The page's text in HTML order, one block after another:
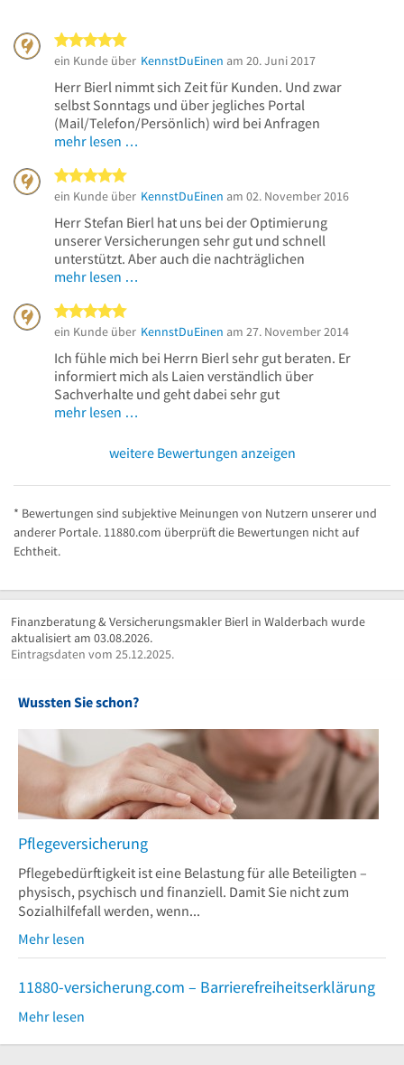
ein Kunde über KennstDuEinen am 20. Juni 2017
Herr Bierl nimmt sich Zeit für Kunden. Und zwar
selbst Sonntags und über jegliches Portal
(Mail/Telefon/Persönlich) wird bei Anfragen
mehr lesen …
ein Kunde über KennstDuEinen am 02. November 2016
Herr Stefan Bierl hat uns bei der Optimierung
unserer Versicherungen sehr gut und schnell
unterstützt. Aber auch die nachträglichen
mehr lesen …
ein Kunde über KennstDuEinen am 27. November 2014
Ich fühle mich bei Herrn Bierl sehr gut beraten. Er
informiert mich als Laien verständlich über
Sachverhalte und geht dabei sehr gut
mehr lesen …
weitere Bewertungen anzeigen
* Bewertungen sind subjektive Meinungen von Nutzern unserer und
anderer Portale. 11880.com überprüft die Bewertungen nicht auf
Echtheit.
Finanzberatung & Versicherungsmakler Bierl in Walderbach wurde
aktualisiert am 03.08.2026.
Eintragsdaten vom 25.12.2025.
Wussten Sie schon?
Pflegeversicherung
Pflegebedürftigkeit ist eine Belastung für alle Beteiligten –
physisch, psychisch und finanziell. Damit Sie nicht zum
Sozialhilfefall werden, wenn...
Mehr lesen
11880-versicherung.com – Barrierefreiheitserklärung
Mehr lesen